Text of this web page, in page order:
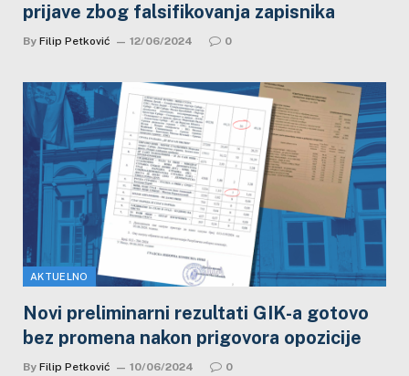
prijave zbog falsifikovanja zapisnika
By Filip Petković 12/06/2024 0
AKTUELNO
Novi preliminarni rezultati GIK-a gotovo
bez promena nakon prigovora opozicije
By Filip Petković 10/06/2024 0